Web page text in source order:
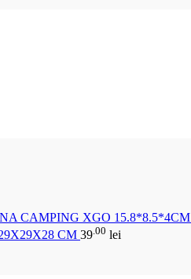
CAMPING XGO 15.8*8.5*4CM
CM 39 .00 lei